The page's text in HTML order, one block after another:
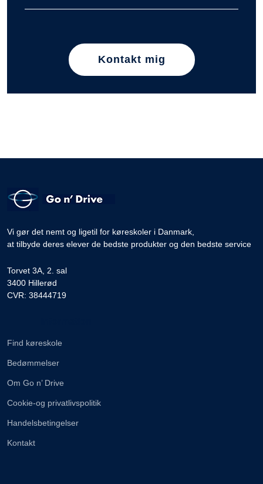
Kontakt mig
Vi gør det nemt og ligetil for køreskoler i Danmark,
at tilbyde deres elever de bedste produkter og den bedste service
Torvet 3A, 2. sal
3400 Hillerød
CVR: 38444719
Find køreskole
Bedømmelser
Om Go n’ Drive
Cookie-og privatlivspolitik
Handelsbetingelser
Kontakt